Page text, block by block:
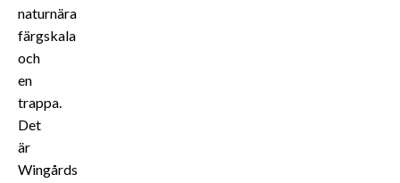
naturnära
färgskala
och
en
trappa.
Det
är
Wingårds